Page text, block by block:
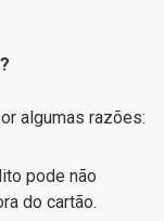
algumas razões:
pode não
do cartão.